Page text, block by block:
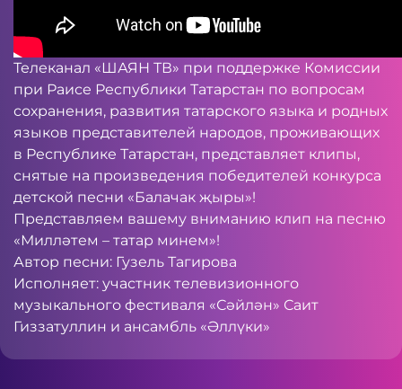
Телеканал «ШАЯН ТВ» при поддержке Комиссии
при Раисе Республики Татарстан по вопросам
сохранения, развития татарского языка и родных
языков представителей народов, проживающих
в Республике Татарстан, представляет клипы,
снятые на произведения победителей конкурса
детской песни «Балачак җыры»!
Представляем вашему вниманию клип на песню
«Милләтем – татар минем»!
Автор песни: Гузель Тагирова
Исполняет: участник телевизионного
музыкального фестиваля «Сәйлән» Саит
Гиззатуллин и ансамбль «Әллүки»